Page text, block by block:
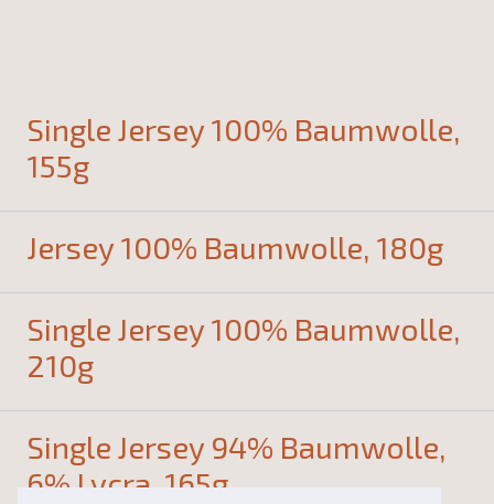
Single Jersey 100% Baumwolle,
155g
Jersey 100% Baumwolle, 180g
Single Jersey 100% Baumwolle,
210g
Single Jersey 94% Baumwolle,
6% Lycra, 165g